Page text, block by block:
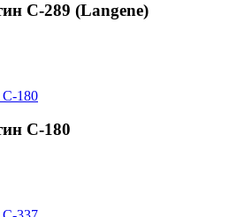
С-289 (Langene)
С-180